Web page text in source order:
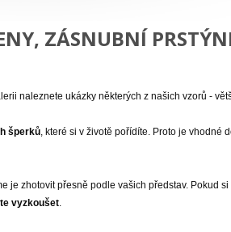
ZÁSNUBNÍ
naleznete ukázky některých z našich vzorů -
šperků, které si v životě pořídíte. Proto je vhodné
je zhotovit přesně podle vašich představ. Pokud
vyzkoušet.